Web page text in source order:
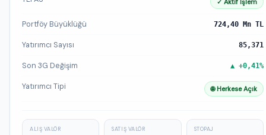
✓ Aktif İşlem
Portföy Büyüklüğü 724,40 Mn TL
Yatırımcı Sayısı 85,371
Son 3G Değişim ▲ +0,41%
Yatırımcı Tipi 🌐 Herkese Açık
ALIŞ VALÖR SATIŞ VALÖR STOPAJ